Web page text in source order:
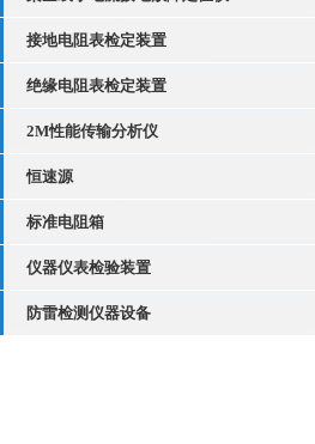
接地电阻表检定装置
绝缘电阻表检定装置
2M性能传输分析仪
恒速源
标准电阻箱
仪器仪表检验装置
防雷检测仪器设备